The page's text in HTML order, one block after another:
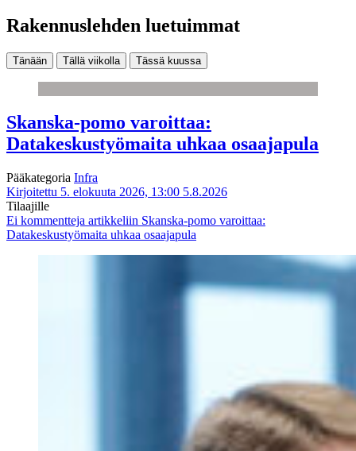
Rakennuslehden luetuimmat
Tänään Tällä viikolla Tässä kuussa
Skanska-pomo varoittaa:
Datakeskustyömaita uhkaa osaajapula
Pääkategoria Infra
Kirjoitettu 5. elokuuta 2026, 13:00 5.8.2026
Tilaajille
Ei kommentteja artikkeliin Skanska-pomo varoittaa:
Datakeskustyömaita uhkaa osaajapula